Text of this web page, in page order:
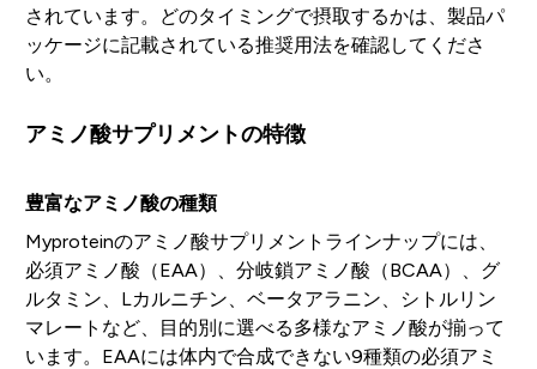
されています。どのタイミングで摂取するかは、製品パ
ッケージに記載されている推奨用法を確認してくださ
い。
アミノ酸サプリメントの特徴
豊富なアミノ酸の種類
Myproteinのアミノ酸サプリメントラインナップには、
必須アミノ酸（EAA）、分岐鎖アミノ酸（BCAA）、グ
ルタミン、Lカルニチン、ベータアラニン、シトルリン
マレートなど、目的別に選べる多様なアミノ酸が揃って
います。EAAには体内で合成できない9種類の必須アミ